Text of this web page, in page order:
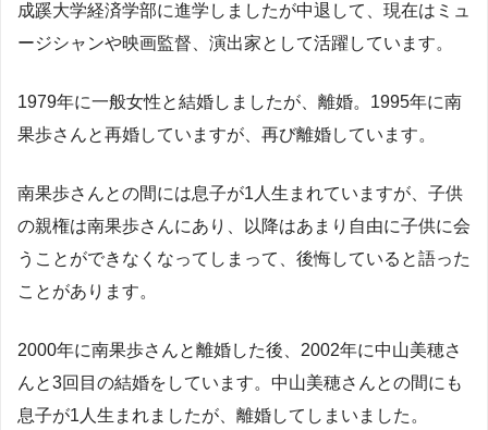
成蹊大学経済学部に進学しましたが中退して、現在はミュ
ージシャンや映画監督、演出家として活躍しています。
1979年に一般女性と結婚しましたが、離婚。1995年に南
果歩さんと再婚していますが、再び離婚しています。
南果歩さんとの間には息子が1人生まれていますが、子供
の親権は南果歩さんにあり、以降はあまり自由に子供に会
うことができなくなってしまって、後悔していると語った
ことがあります。
2000年に南果歩さんと離婚した後、2002年に中山美穂さ
んと3回目の結婚をしています。中山美穂さんとの間にも
息子が1人生まれましたが、離婚してしまいました。